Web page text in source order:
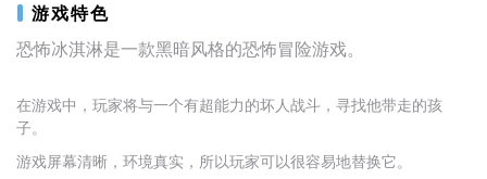
游戏特色
恐怖冰淇淋是一款黑暗风格的恐怖冒险游戏。
在游戏中，玩家将与一个有超能力的坏人战斗，寻找他带走的孩
子。
游戏屏幕清晰，环境真实，所以玩家可以很容易地替换它。